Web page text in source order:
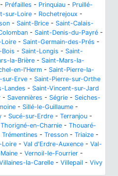
- Préfailles - Prinquiau - Pruillé-
sur-Loire - Rochetrejoux -
- Saint-Brice - Saint-Calais-
- Saint-Denis-du-Payré -
- Saint-Germain-des-Prés -
- Saint-Longis - Saint-
la-Brière - Saint-Mars-la-
en-l'Herm - Saint-Pierre-la-
sur-Erve - Saint-Pierre-sur-Orthe
Landes - Saint-Vincent-sur-Jard
- Savennières - Ségrie - Seiches-
- Sillé-le-Guillaume -
- Sucé-sur-Erdre - Terranjou -
Thorigné-en-Charnie - Thouaré-
Trémentines - Tresson - Triaize -
Loire - Val d'Erdre-Auxence - Val-
- Vernoil-le-Fourrier -
la-Carelle - Villepail - Vivy